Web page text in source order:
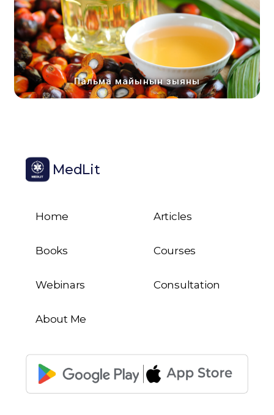
Пальма майынын зыяны
MedLit
Home Articles
Books Courses
Webinars Consultation
About Me